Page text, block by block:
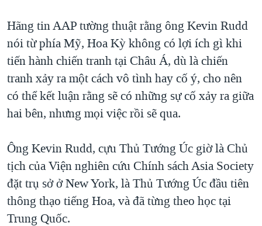
Hãng tin AAP tường thuật rằng ông Kevin Rudd
nói từ phía Mỹ, Hoa Kỳ không có lợi ích gì khi
tiến hành chiến tranh tại Châu Á, dù là chiến
tranh xảy ra một cách vô tình hay cố ý, cho nên
có thể kết luận rằng sẽ có những sự cố xảy ra giữa
hai bên, nhưng mọi việc rồi sẽ qua.
Ông Kevin Rudd, cựu Thủ Tướng Úc giờ là Chủ
tịch của Viện nghiên cứu Chính sách Asia Society
đặt trụ sở ở New York, là Thủ Tướng Úc đầu tiên
thông thạo tiếng Hoa, và đã từng theo học tại
Trung Quốc.